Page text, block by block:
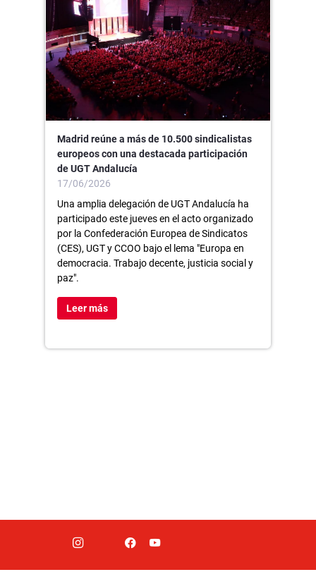
Madrid reúne a más de 10.500 sindicalistas
europeos con una destacada participación
de UGT Andalucía
17/06/2026
Una amplia delegación de UGT Andalucía ha
participado este jueves en el acto organizado
por la Confederación Europea de Sindicatos
(CES), UGT y CCOO bajo el lema "Europa en
democracia. Trabajo decente, justicia social y
paz".
Leer más